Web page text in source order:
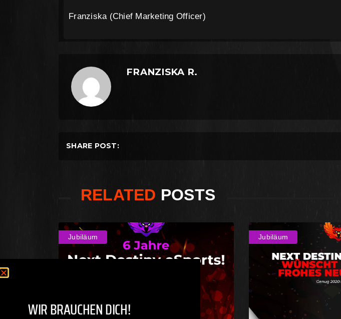
Franziska (Chief Marketing Officer)
FRANZISKA R.
SHARE POST:
RELATED POSTS
Jubiläum Jubiläum
WIR BRAUCHEN DICH!